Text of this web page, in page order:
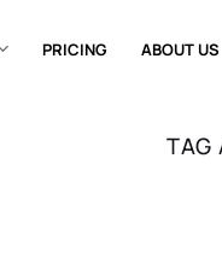
PRICING ABOUT US
TAG